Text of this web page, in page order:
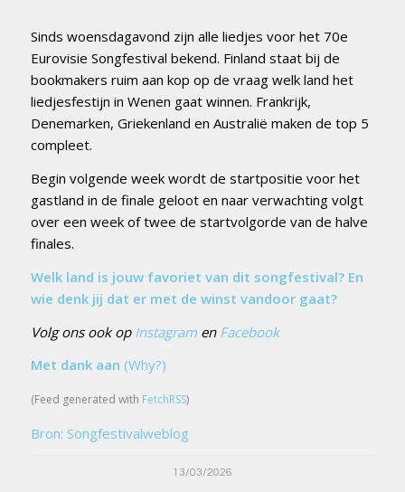
Sinds woensdagavond zijn alle liedjes voor het 70e
Eurovisie Songfestival bekend. Finland staat bij de
bookmakers ruim aan kop op de vraag welk land het
liedjesfestijn in Wenen gaat winnen. Frankrijk,
Denemarken, Griekenland en Australië maken de top 5
compleet.
Begin volgende week wordt de startpositie voor het
gastland in de finale geloot en naar verwachting volgt
over een week of twee de startvolgorde van de halve
finales.
Welk land is jouw favoriet van dit songfestival? En
wie denk jij dat er met de winst vandoor gaat?
Volg ons ook op Instagramen Facebook
Met dank aan (Why?)
(Feed generated with FetchRSS)
Bron: Songfestivalweblog
13/03/2026